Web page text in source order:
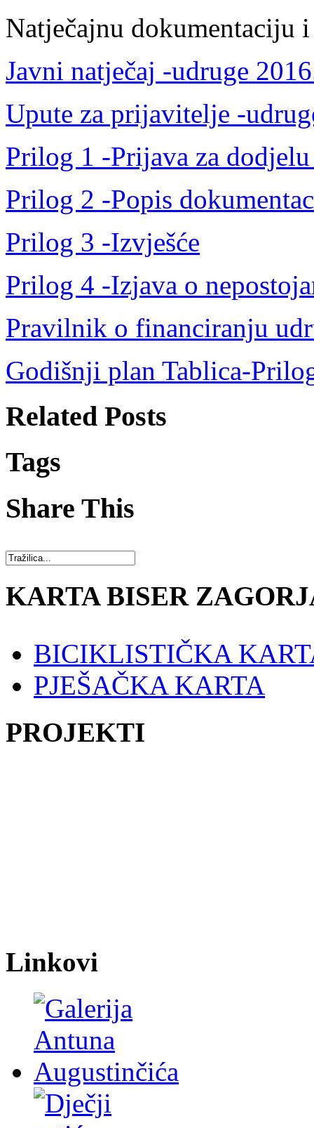
Natječajnu dokumentaciju
Javni natječaj -udruge
Upute za prijavitelje -
Prilog 1 -Prijava za
Prilog 2 -Popis
Prilog 3 -Izvješće
Prilog 4 -Izjava o
Pravilnik o financiranju
Godišnji plan Tablica-
Related Posts
Tags
Share This
KARTA BISER
BICIKLISTIČKA
PJEŠAČKA KARTA
PROJEKTI
Linkovi